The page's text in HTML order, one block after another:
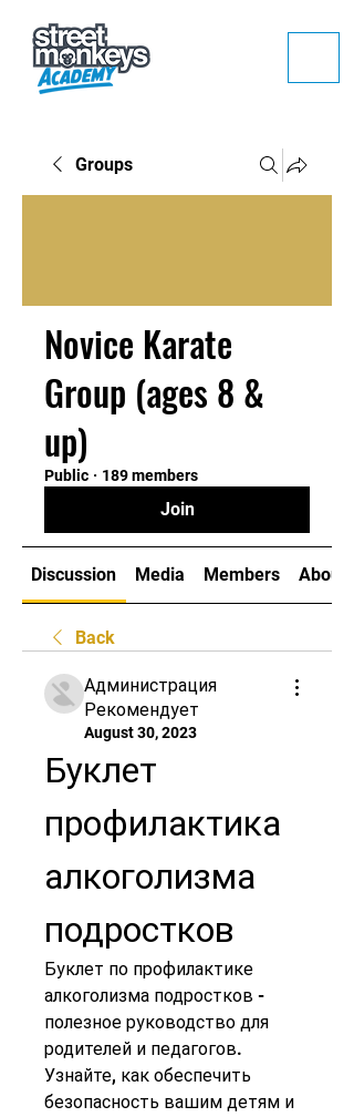
Groups
Novice Karate
Group (ages 8 &
up)
Public · 189 members
Join
Discussion Media Members About
Back
Администрация
Рекомендует
August 30, 2023
Буклет
профилактика
алкоголизма
подростков
Буклет по профилактике
алкоголизма подростков -
полезное руководство для
родителей и педагогов.
Узнайте, как обеспечить
безопасность вашим детям и